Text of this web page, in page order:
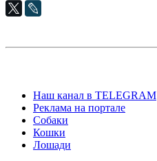
Наш канал в TELEGRAM
Реклама на портале
Собаки
Кошки
Лошади